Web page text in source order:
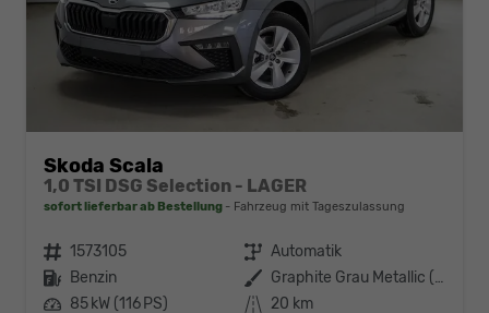
Skoda Scala
1,0 TSI DSG Selection - LAGER
sofort lieferbar ab Bestellung Fahrzeug mit Tageszulassung
Fahrzeugnr. 1573105 Getriebe Automatik
Kraftstoff Benzin Außenfarbe
Graphite Grau Metallic (5X)
Leistung 85 kW (116 PS) Kilometerstand 20 km